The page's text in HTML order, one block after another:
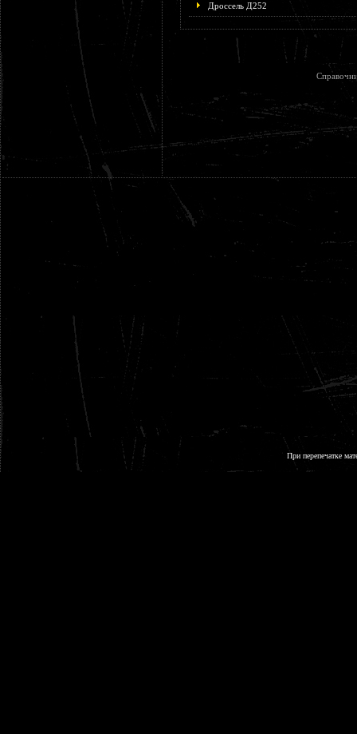
Дроссель Д252
При перепечатке